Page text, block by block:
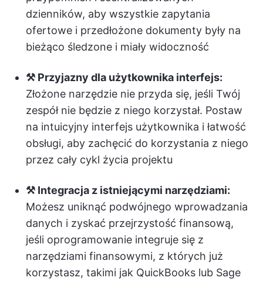
dzienników, aby wszystkie zapytania
ofertowe i przedłożone dokumenty były na
bieżąco śledzone i miały widoczność
⚒️ Przyjazny dla użytkownika interfejs:
Złożone narzędzie nie przyda się, jeśli Twój
zespół nie będzie z niego korzystał. Postaw
na intuicyjny interfejs użytkownika i łatwość
obsługi, aby zachęcić do korzystania z niego
przez cały cykl życia projektu
⚒️ Integracja z istniejącymi narzędziami:
Możesz uniknąć podwójnego wprowadzania
danych i zyskać przejrzystość finansową,
jeśli oprogramowanie integruje się z
narzędziami finansowymi, z których już
korzystasz, takimi jak QuickBooks lub Sage